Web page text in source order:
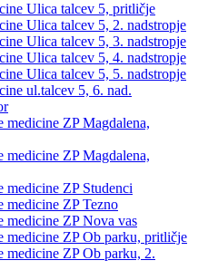
Ulica talcev 5, pritličje
Ulica talcev 5, 2. nadstropje
Ulica talcev 5, 3. nadstropje
Ulica talcev 5, 4. nadstropje
Ulica talcev 5, 5. nadstropje
ul.talcev 5, 6. nad.
medicine ZP Magdalena,
medicine ZP Magdalena,
medicine ZP Studenci
medicine ZP Tezno
medicine ZP Nova vas
medicine ZP Ob parku, pritličje
medicine ZP Ob parku, 2.